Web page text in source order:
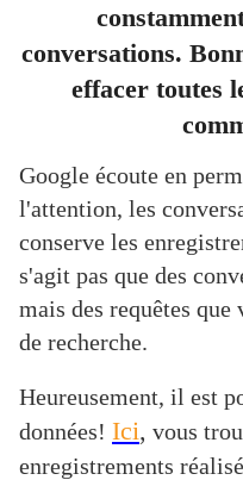
conversations.
effacer toutes
Google écoute en
l'attention, les
conserve les
s'agit pas que des
mais des requêtes
de recherche.
Heureusement, il est
données! Ici, vous
enregistrements